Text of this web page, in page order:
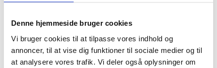
Denne hjemmeside bruger cookies
Vi bruger cookies til at tilpasse vores indhold og
annoncer, til at vise dig funktioner til sociale medier og til
at analysere vores trafik. Vi deler også oplysninger om
Sådan forebygger bestyrelsen kriser 3/
Sådan forebygger bestyrelsen kriser 5/
Tilmeld dig vores
nyhedsbrev
– og modtag Ole Borchs bog
“Succes i en dansk bestyrelse”